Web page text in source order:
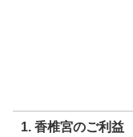
1. 香椎宮のご利益